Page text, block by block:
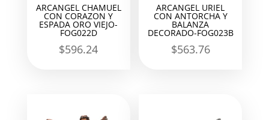
ARCANGEL CHAMUEL
CON CORAZON Y
ESPADA ORO VIEJO-
FOG022D
$596.24
ARCANGEL URIEL
CON ANTORCHA Y
BALANZA
DECORADO-FOG023B
$563.76